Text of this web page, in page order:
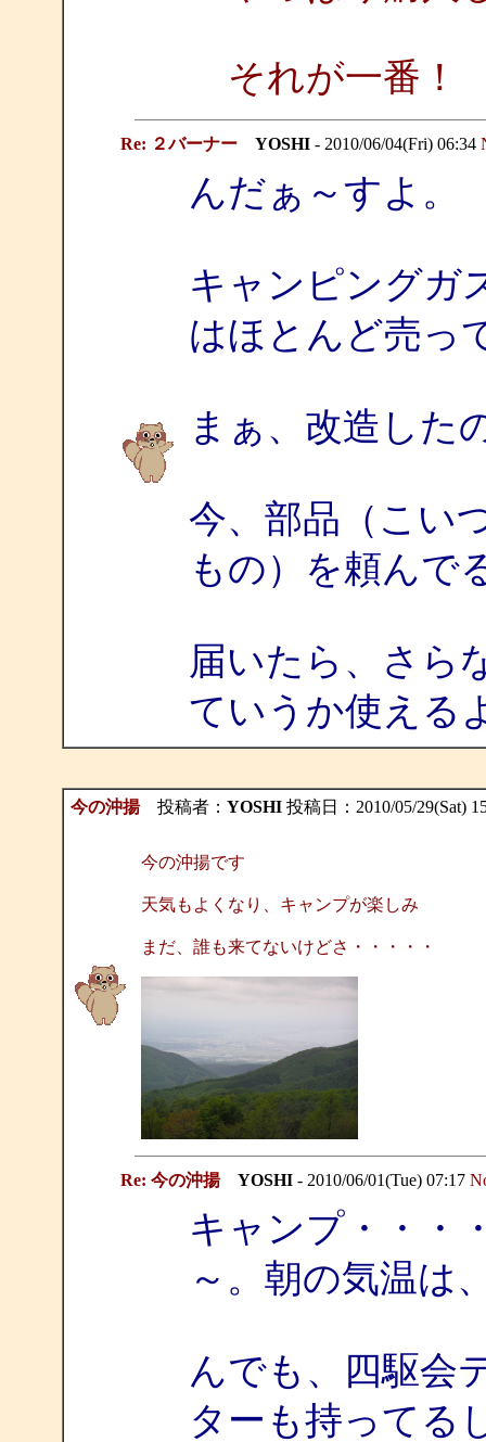
それが一番！
Re: ２バーナー YOSHI- 2010/06/04(Fri) 06:34
んだぁ～すよ。
キャンピングガ
はほとんど売っ
まぁ、改造した
今、部品（こい
もの）を頼んで
届いたら、さら
ていうか使える
今の沖揚投稿者： YOSHI投稿日：2010/05/29(Sat)
今の沖揚です
天気もよくなり、キャンプが楽しみ
まだ、誰も来てないけどさ・・・・・
Re: 今の沖揚 YOSHI- 2010/06/01(Tue) 07:17
キャンプ・・・
～。朝の気温は
んでも、四駆会
ターも持ってる